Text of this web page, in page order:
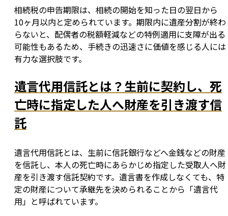
相続税の申告期限は、相続の開始を知った日の翌日から
10ヶ月以内と定められています。期限内に遺産分割が終わ
らないと、配偶者の税額軽減などの特例適用に支障が出る
可能性もあるため、手続きの迅速さに価値を感じる人には
有力な選択肢です。
遺言代用信託とは？生前に契約し、死
亡時に指定した人へ財産を引き渡す信
託
遺言代用信託とは、生前に信託銀行などへ金銭などの財産
を信託し、本人の死亡時にあらかじめ指定した受取人へ財
産を引き渡す信託契約です。遺言書を作成しなくても、特
定の財産について承継先を決められることから「遺言代
用」と呼ばれています。